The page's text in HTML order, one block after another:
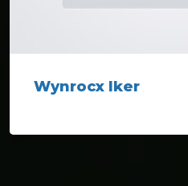
Wynrocx Iker